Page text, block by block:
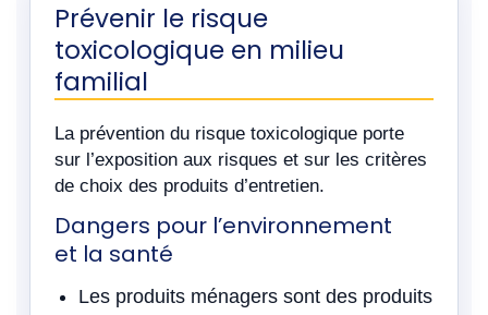
Prévenir le risque
toxicologique en milieu
familial
La prévention du risque toxicologique porte
sur l’exposition aux risques et sur les critères
de choix des produits d’entretien.
Dangers pour l’environnement
et la santé
Les produits ménagers sont des produits